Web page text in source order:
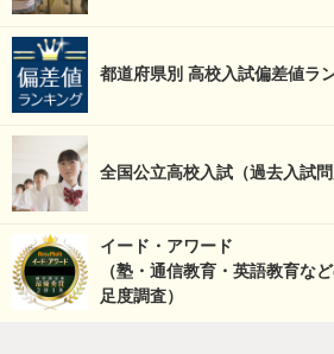
都道府県別 高校入試偏差値ラ
全国公立高校入試（過去入試問
イード・アワード
（塾・通信教育・英語教育な
足度調査）